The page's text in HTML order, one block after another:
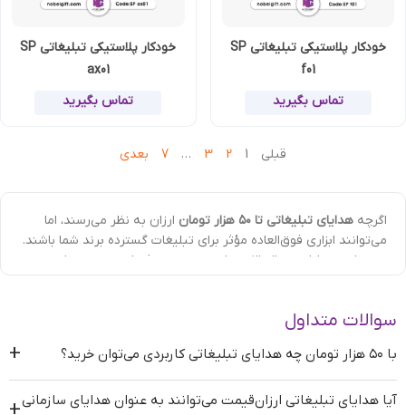
خودکار پلاستیکی تبلیغاتی SP
f01
تماس بگیرید
خودکار پلاستیکی تبلیغاتی SP
ax01
تماس بگیرید
قبلی 1
2
3
…
7 بعدی
اگرچه هدایای تبلیغاتی تا ۵۰ هزار تومان
ارزان به نظر می‌رسند، اما
می‌توانند ابزاری فوق‌العاده مؤثر برای تبلیغات گسترده برند شما باشند.
خرید این هدایا در تیراژ بالا بسیار مقرون‌به‌صرفه است و می‌تواند به
معرفی می‌شوند.
با ۵۰ هزار تومان چی بخرم؟
هدایای تبلیغاتی زیر 50 هزار تومان
به دلیل کارایی بالا و قیمت مناسب،
سوالات متداول
با ۵۰ هزار تومان چه هدایای تبلیغاتی کاربردی می‌توان خرید؟ +
آیا هدایای تبلیغاتی ارزان‌قیمت می‌توانند به عنوان هدایای سازمانی